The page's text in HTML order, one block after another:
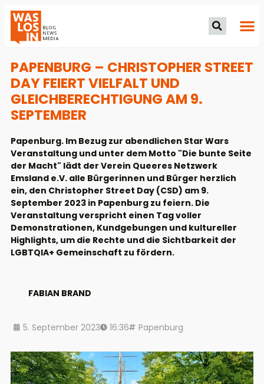
PAPENBURG – CHRISTOPHER STREET
DAY FEIERT VIELFALT UND
GLEICHBERECHTIGUNG AM 9.
SEPTEMBER
Papenburg. Im Bezug zur abendlichen Star Wars
Veranstaltung und unter dem Motto "Die bunte Seite
der Macht" lädt der Verein Queeres Netzwerk
Emsland e.V. alle Bürgerinnen und Bürger herzlich
ein, den Christopher Street Day (CSD) am 9.
September 2023 in Papenburg zu feiern. Die
Veranstaltung verspricht einen Tag voller
Demonstrationen, Kundgebungen und kultureller
Highlights, um die Rechte und die Sichtbarkeit der
LGBTQIA+ Gemeinschaft zu fördern.
FABIAN BRAND
5. September 2023 16:36 Papenburg